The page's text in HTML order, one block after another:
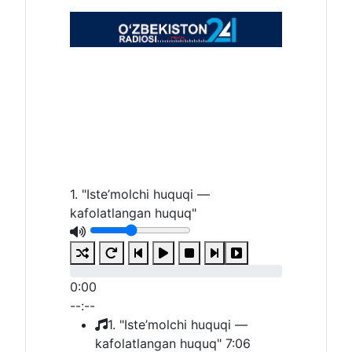
1. "Iste’molchi huquqi —
kafolatlangan huquq"
0:00
--:--
1. "Iste’molchi huquqi —
kafolatlangan huquq" 7:06